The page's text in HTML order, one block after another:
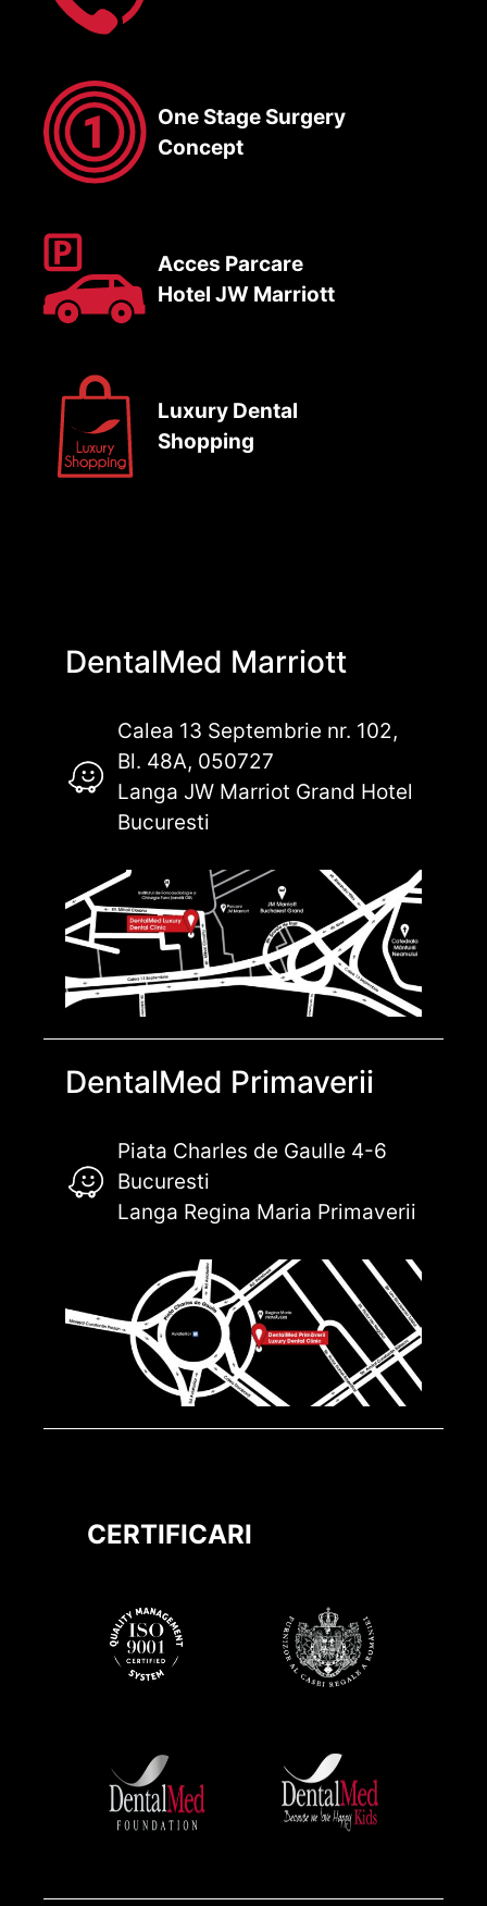
One Stage Surgery
Concept
Acces Parcare
Hotel JW Marriott
Luxury Dental
Shopping
DentalMed Marriott
Calea 13 Septembrie nr. 102,
Bl. 48A, 050727
Langa JW Marriot Grand Hotel
Bucuresti
DentalMed Primaverii
Piata Charles de Gaulle 4-6
Bucuresti
Langa Regina Maria Primaverii
CERTIFICARI